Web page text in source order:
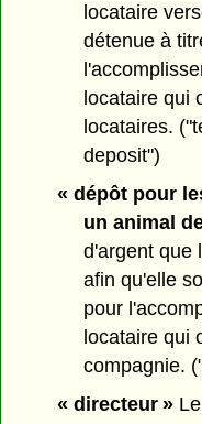
locataire
détenue à
locataire qui
locataires.
deposit")
« dépôt pour
un animal
d'argent que
afin qu'elle
pour
locataire qui
compagnie.
« directeur »Le